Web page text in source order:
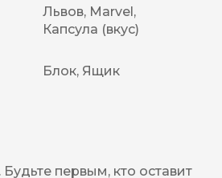
Львов, Marvel,
Капсула (вкус)
Блок, Ящик
первым, кто оставит